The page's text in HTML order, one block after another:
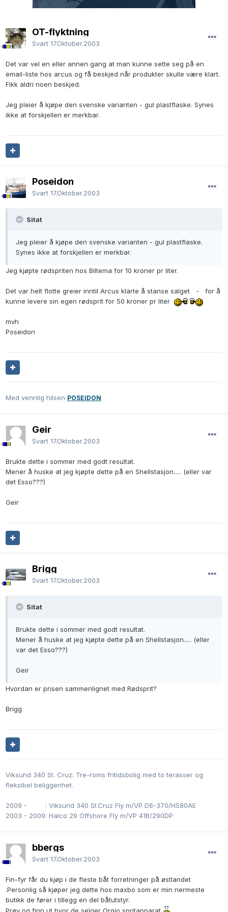
OT-flyktning
Svart 17.Oktober.2003
Det var vel en eller annen gang at man kunne sette seg på en
email-liste hos arcus og få beskjed når produkter skulle være klart.
Fikk aldri noen beskjed.
Jeg pleier å kjøpe den svenske varianten - gul plastflaske. Synes
ikke at forskjellen er merkbar.
Poseidon
Svart 17.Oktober.2003
Sitat
Jeg pleier å kjøpe den svenske varianten - gul plastflaske.
Synes ikke at forskjellen er merkbar.
Jeg kjøpte rødspriten hos Biltema for 10 kroner pr liter.
Det var helt flotte greier inntil Arcus klarte å stanse salget - for å
kunne levere sin egen rødsprit for 50 kroner pr liter
mvh
Poseidon
Med vennlig hilsen POSEIDON
Geir
Svart 17.Oktober.2003
Brukte dette i sommer med godt resultat.
Mener å huske at jeg kjøpte dette på en Shellstasjon..... (eller var
det Esso???)
Geir
Brigg
Svart 17.Oktober.2003
Sitat
Brukte dette i sommer med godt resultat.
Mener å huske at jeg kjøpte dette på en Shellstasjon..... (eller
var det Esso???)
Geir
Hvordan er prisen sammenlignet med Rødsprit?
Brigg
Viksund 340 St. Cruz: Tre-roms fritidsbolig med to terasser og
fleksibel beliggenhet.
2009 -
: Viksund 340 St.Cruz Fly m/VP D6-370/HS80AE
2003 - 2009: Halco 29 Offshore Fly m/VP 41B/290DP
bbergs
Svart 17.Oktober.2003
Fin-fyr får du kjøp i de fleste båt forretninger på østlandet
.Personlig så kjøper jeg dette hos maxbo som er min nermeste
butikk de fører i tillegg en del båtutstyr.